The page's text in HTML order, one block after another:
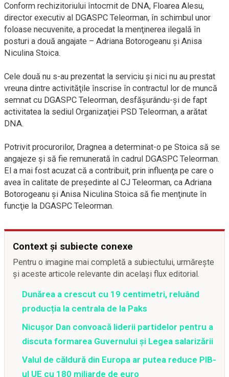
Conform rechizitoriului întocmit de DNA, Floarea Alesu,
director executiv al DGASPC Teleorman, în schimbul unor
foloase necuvenite, a procedat la menţinerea ilegală în
posturi a două angajate – Adriana Botorogeanu şi Anisa
Niculina Stoica.
Cele două nu s-au prezentat la serviciu şi nici nu au prestat
vreuna dintre activităţile înscrise în contractul lor de muncă
semnat cu DGASPC Teleorman, desfăşurându-şi de fapt
activitatea la sediul Organizaţiei PSD Teleorman, a arătat
DNA.
Potrivit procurorilor, Dragnea a determinat-o pe Stoica să se
angajeze şi să fie remunerată în cadrul DGASPC Teleorman.
El a mai fost acuzat că a contribuit, prin influenţa pe care o
avea în calitate de preşedinte al CJ Teleorman, ca Adriana
Botorogeanu şi Anisa Niculina Stoica să fie menţinute în
funcţie la DGASPC Teleorman.
Context și subiecte conexe
Pentru o imagine mai completă a subiectului, urmărește
și aceste articole relevante din același flux editorial.
Dunărea a crescut cu 19 centimetri, reluând
producția la centrala de la Paks
Nicușor Dan convoacă liderii partidelor pentru a
discuta formarea Guvernului și Legea salarizării
Valul de căldură din Europa ar putea reduce PIB-
ul UE cu 180 miliarde de euro